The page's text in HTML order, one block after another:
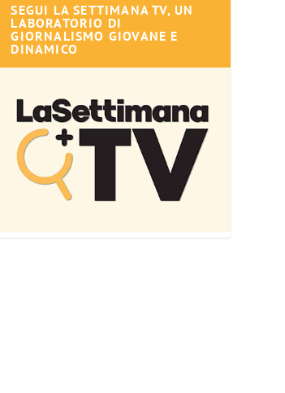
SEGUI LA SETTIMANA TV, UN
LABORATORIO DI
GIORNALISMO GIOVANE E
DINAMICO